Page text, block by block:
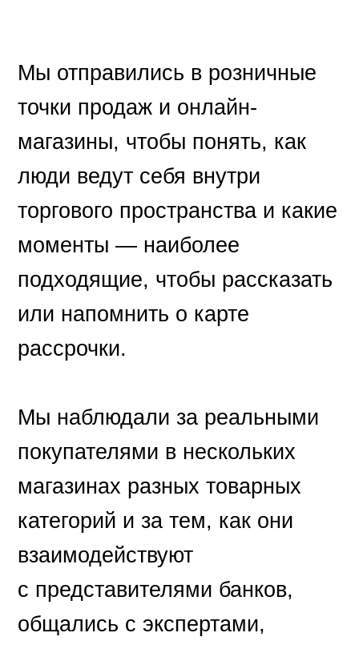
Мы отправились в розничные
точки продаж и онлайн-
магазины, чтобы понять, как
люди ведут себя внутри
торгового пространства и какие
моменты — наиболее
подходящие, чтобы рассказать
или напомнить о карте
рассрочки.
Мы наблюдали за реальными
покупателями в нескольких
магазинах разных товарных
категорий и за тем, как они
взаимодействуют
с представителями банков,
общались с экспертами,